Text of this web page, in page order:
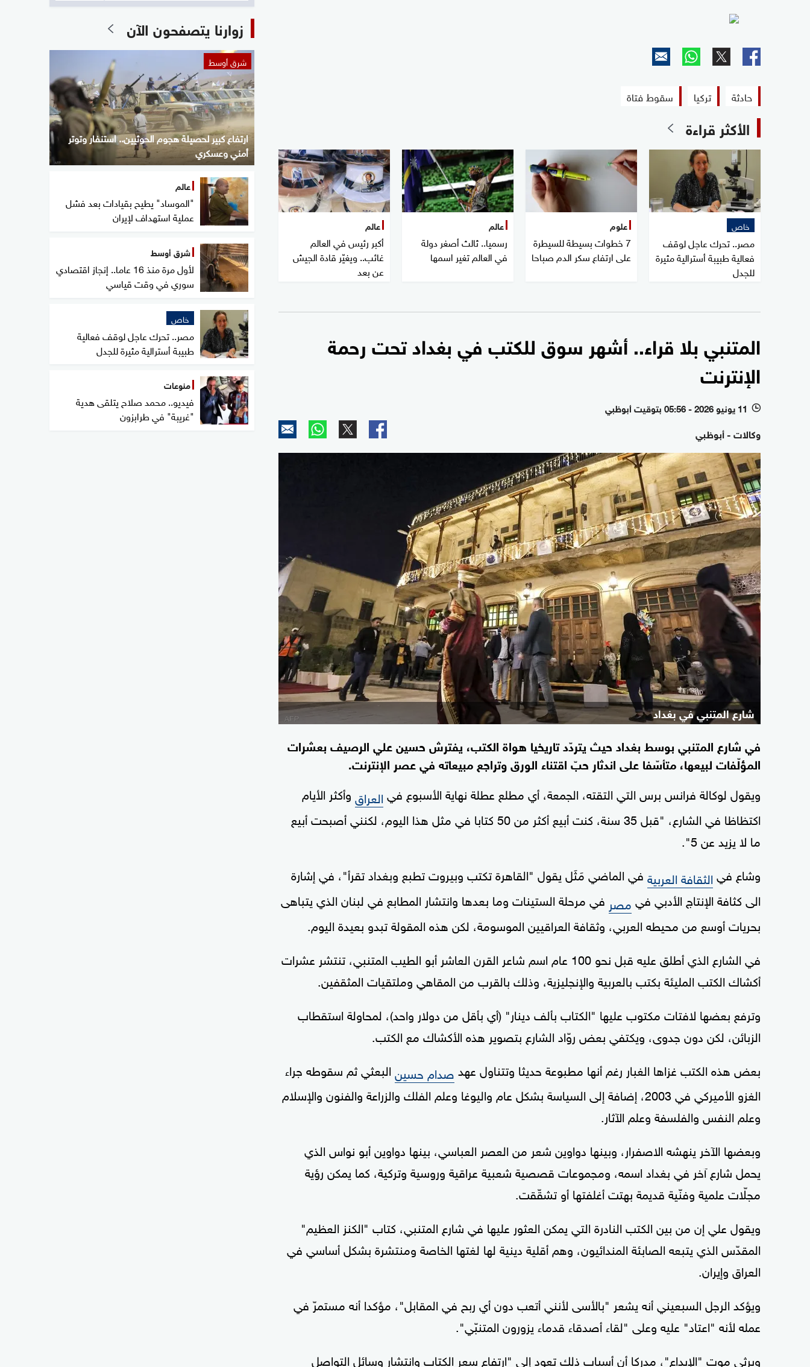
حادثة تركيا سقوط فتاة
الأكثر قراءة
خاص
مصر.. تحرك عاجل لوقف
فعالية طبيبة أسترالية مثيرة
للجدل
علوم
7 خطوات بسيطة للسيطرة
على ارتفاع سكر الدم صباحا
عالم
رسميا.. ثالث أصغر دولة
في العالم تغير اسمها
عالم
أكبر رئيس في العالم
غائب.. ويغيّر قادة الجيش
عن بعد
المتنبي بلا قراء.. أشهر سوق للكتب في بغداد تحت رحمة
الإنترنت
l 11 يونيو 2026 - 05:56 بتوقيت أبوظبي
وكالات - أبوظبي
شارع المتنبي في بغداد
في شارع المتنبي بوسط بغداد حيث يتردّد تاريخيا هواة الكتب، يفترش حسين علي الرصيف بعشرات
المؤلّفات لبيعها، متأسّفا على اندثار حبّ اقتناء الورق وتراجع مبيعاته في عصر الإنترنت.
ويقول لوكالة فرانس برس التي التقته، الجمعة، أي مطلع عطلة نهاية الأسبوع في العراق وأكثر الأيام
اكتظاظا في الشارع، "قبل 35 سنة، كنت أبيع أكثر من 50 كتابا في مثل هذا اليوم، لكنني أصبحت أبيع
ما لا يزيد عن 5".
وشاع في الثقافة العربية في الماضي مَثَل يقول "القاهرة تكتب وبيروت تطبع وبغداد تقرأ"، في إشارة
الى كثافة الإنتاج الأدبي في مصر في مرحلة الستينات وما بعدها وانتشار المطابع في لبنان الذي يتباهى
بحريات أوسع من محيطه العربي، وثقافة العراقيين الموسومة، لكن هذه المقولة تبدو بعيدة اليوم.
في الشارع الذي أطلق عليه قبل نحو 100 عام اسم شاعر القرن العاشر أبو الطيب المتنبي، تنتشر عشرات
أكشاك الكتب المليئة بكتب بالعربية والإنجليزية، وذلك بالقرب من المقاهي وملتقيات المثقفين.
وترفع بعضها لافتات مكتوب عليها "الكتاب بألف دينار" (أي بأقل من دولار واحد)، لمحاولة استقطاب
الزبائن، لكن دون جدوى، ويكتفي بعض روّاد الشارع بتصوير هذه الأكشاك مع الكتب.
بعض هذه الكتب غزاها الغبار رغم أنها مطبوعة حديثا وتتناول عهد صدام حسين البعثي ثم سقوطه جراء
الغزو الأميركي في 2003، إضافة إلى السياسة بشكل عام واليوغا وعلم الفلك والزراعة والفنون والإسلام
وعلم النفس والفلسفة وعلم الآثار.
وبعضها الآخر ينهشه الاصفرار، وبينها دواوين شعر من العصر العباسي، بينها دواوين أبو نواس الذي
يحمل شارع آخر في بغداد اسمه، ومجموعات قصصية شعبية عراقية وروسية وتركية، كما يمكن رؤية
مجلّات علمية وفنّية قديمة بهتت أغلفتها أو تشقّقت.
ويقول علي إن من بين الكتب النادرة التي يمكن العثور عليها في شارع المتنبي، كتاب "الكنز العظيم"
المقدّس الذي يتبعه الصابئة المندائيون، وهم أقلية دينية لها لغتها الخاصة ومنتشرة بشكل أساسي في
العراق وإيران.
ويؤكد الرجل السبعيني أنه يشعر "بالأسى لأنني أتعب دون أي ربح في المقابل"، مؤكدا أنه مستمرّ في
عمله لأنه "اعتاد" عليه وعلى "لقاء أصدقاء قدماء يزورون المتنبّي".
ويرثي موت "الإبداع"، مدركا أن أسباب ذلك تعود إلى "ارتفاع سعر الكتاب وانتشار وسائل التواصل
زوارنا يتصفحون الآن
شرق أوسط
ارتفاع كبير لحصيلة هجوم الحوثيين.. استنفار وتوتر
أمني وعسكري
عالم
"الموساد" يطيح بقيادات بعد فشل
عملية استهداف لإيران
شرق أوسط
لأول مرة منذ 16 عاما.. إنجاز اقتصادي
سوري في وقت قياسي
خاص
مصر.. تحرك عاجل لوقف فعالية
طبيبة أسترالية مثيرة للجدل
منوعات
فيديو.. محمد صلاح يتلقى هدية
"غريبة" في طرابزون